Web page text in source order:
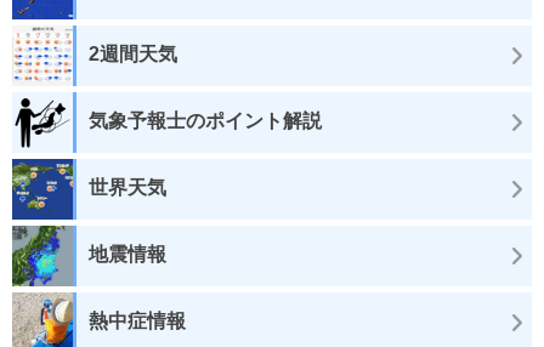
2週間天気
気象予報士のポイント解説
世界天気
地震情報
熱中症情報